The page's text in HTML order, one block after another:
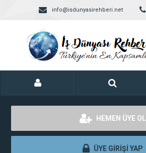
info@isdunyasirehberi.net
HEMEN ÜYE OL
ÜYE GİRİŞİ YAP